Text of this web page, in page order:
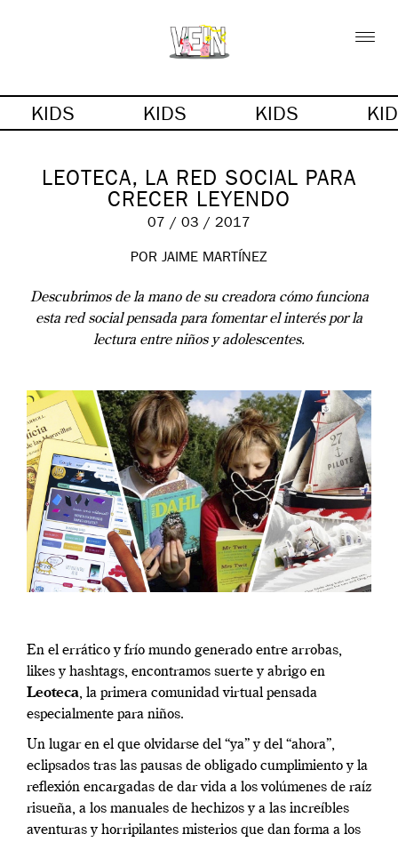
KIDS KIDS KIDS
LEOTECA, LA RED SOCIAL PARA
CRECER LEYENDO
07 / 03 / 2017
POR JAIME MARTÍNEZ
Descubrimos de la mano de su creadora cómo funciona
esta red social pensada para fomentar el interés por la
lectura entre niños y adolescentes.
En el errático y frío mundo generado entre arrobas,
likes y hashtags, encontramos suerte y abrigo en
Leoteca, la primera comunidad virtual pensada
especialmente para niños.
Un lugar en el que olvidarse del “ya” y del “ahora”,
eclipsados tras las pausas de obligado cumplimiento y la
reflexión encargadas de dar vida a los volúmenes de raíz
risueña, a los manuales de hechizos y a las increíbles
aventuras y horripilantes misterios que dan forma a los